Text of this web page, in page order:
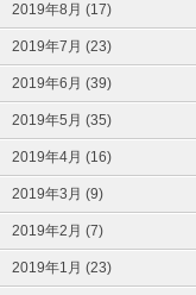
2019年8月 (17)
2019年7月 (23)
2019年6月 (39)
2019年5月 (35)
2019年4月 (16)
2019年3月 (9)
2019年2月 (7)
2019年1月 (23)